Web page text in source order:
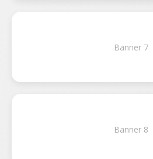
Banner 7
Banner 8